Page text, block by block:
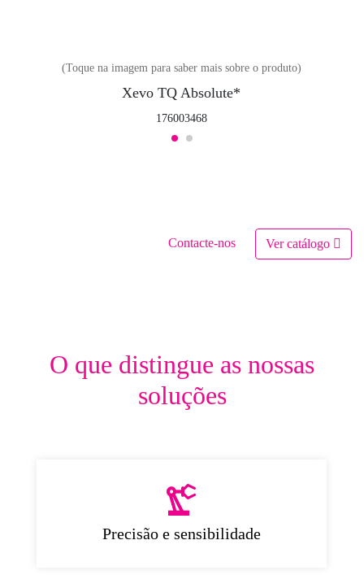
(Toque na imagem para saber mais sobre o produto)
Xevo TQ Absolute*
176003468
Contacte-nos Ver catálogo
O que distingue as nossas
soluções
Precisão e sensibilidade